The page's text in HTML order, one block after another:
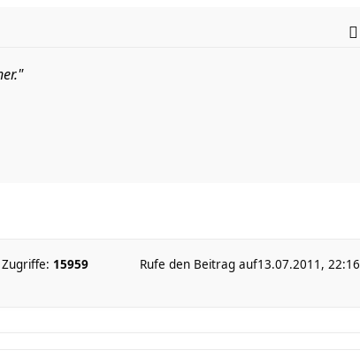
Zugriffe: 15959 13.07.2011, 22:16
Rufe den Beitrag auf